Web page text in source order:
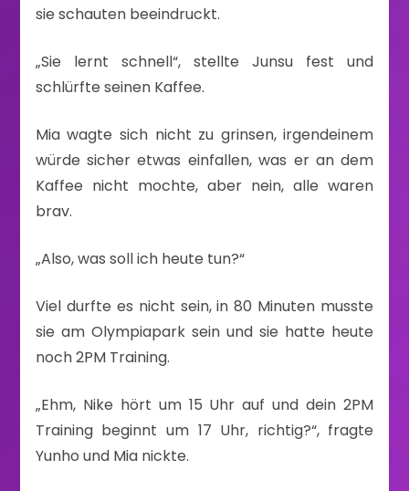
sie schauten beeindruckt.
„Sie lernt schnell“, stellte Junsu fest und
schlürfte seinen Kaffee.
Mia wagte sich nicht zu grinsen, irgendeinem
würde sicher etwas einfallen, was er an dem
Kaffee nicht mochte, aber nein, alle waren
brav.
„Also, was soll ich heute tun?“
Viel durfte es nicht sein, in 80 Minuten musste
sie am Olympiapark sein und sie hatte heute
noch 2PM Training.
„Ehm, Nike hört um 15 Uhr auf und dein 2PM
Training beginnt um 17 Uhr, richtig?“, fragte
Yunho und Mia nickte.